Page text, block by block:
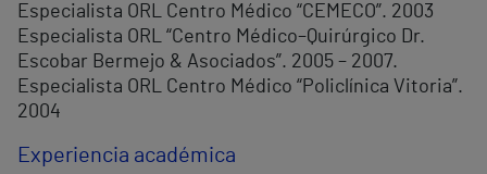
Especialista ORL Centro Médico “CEMECO”. 2003
Especialista ORL “Centro Médico–Quirúrgico Dr.
Escobar Bermejo & Asociados”. 2005 – 2007.
Especialista ORL Centro Médico “Policlínica Vitoria”.
2004
Experiencia académica